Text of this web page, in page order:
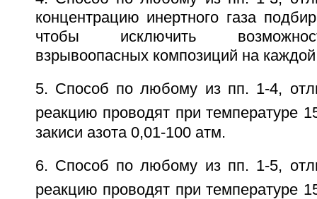
концентрацию инертного газа
чтобы исключить
взрывоопасных композиций на
5. Способ по любому из пп. 1-4,
реакцию проводят при температуре
закиси азота 0,01-100 атм.
6. Способ по любому из пп. 1-5,
реакцию проводят при температуре